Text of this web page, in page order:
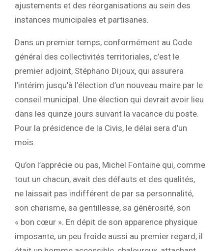
ajustements et des réorganisations au sein des
instances municipales et partisanes.
Dans un premier temps, conformément au Code
général des collectivités territoriales, c’est le
premier adjoint, Stéphano Dijoux, qui assurera
l’intérim jusqu’à l’élection d’un nouveau maire par le
conseil municipal. Une élection qui devrait avoir lieu
dans les quinze jours suivant la vacance du poste.
Pour la présidence de la Civis, le délai sera d’un
mois.
Qu’on l’apprécie ou pas, Michel Fontaine qui, comme
tout un chacun, avait des défauts et des qualités,
ne laissait pas indifférent de par sa personnalité,
son charisme, sa gentillesse, sa générosité, son
« bon cœur ». En dépit de son apparence physique
imposante, un peu froide aussi au premier regard, il